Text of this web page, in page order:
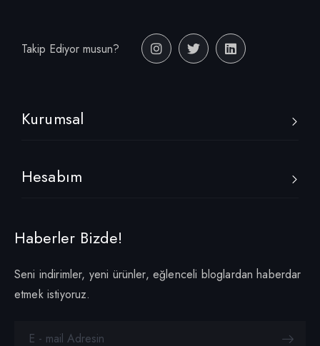
Takip Ediyor musun?
Kurumsal
Hesabım
Haberler Bizde!
Seni indirimler, yeni ürünler, eğlenceli bloglardan haberdar
etmek istiyoruz.